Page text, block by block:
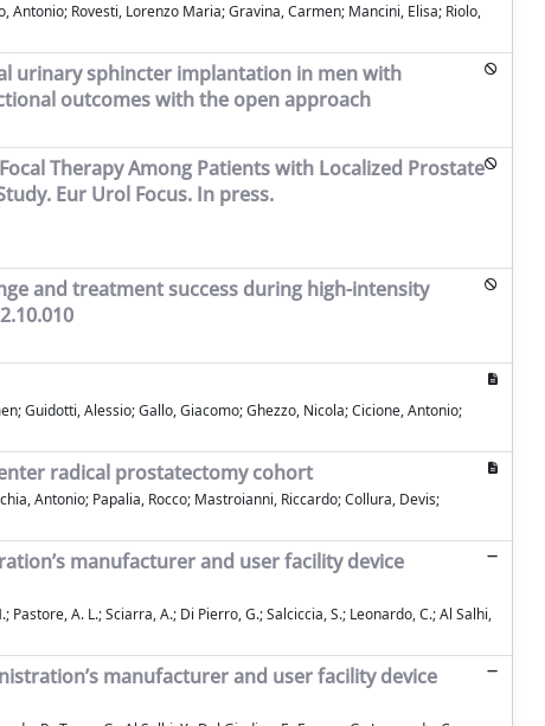
Rovesti, Lorenzo Maria; Gravina, Carmen; Mancini, Elisa; Riolo,
urinary sphincter implantation in men with
outcomes with the open approach
Therapy Among Patients with Localized Prostate
Eur Urol Focus. In press.
and treatment success during high-intensity
Guidotti, Alessio; Gallo, Giacomo; Ghezzo, Nicola; Cicione, Antonio;
radical prostatectomy cohort
Antonio; Papalia, Rocco; Mastroianni, Riccardo; Collura, Devis;
manufacturer and user facility device
A. L.; Sciarra, A.; Di Pierro, G.; Salciccia, S.; Leonardo, C.; Al Salhi,
manufacturer and user facility device